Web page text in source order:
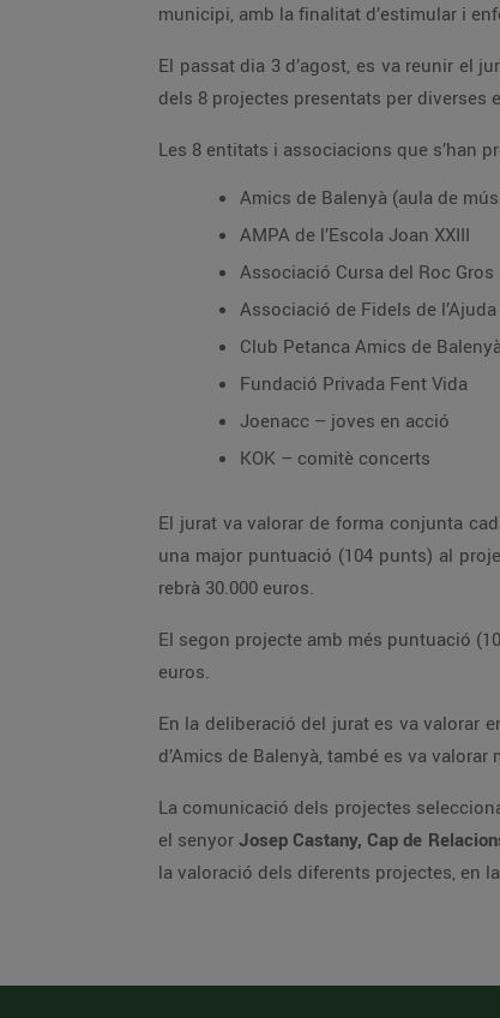
municipi, amb la finalitat d’estimular i
El passat dia 3 d’agost, es va reunir el
dels 8 projectes presentats per
Les 8 entitats i associacions que s’han
Amics de Balenyà (aula de
AMPA de l’Escola Joan XXIII
Associació Cursa del Roc Gros
Associació de Fidels de l’Ajuda
Club Petanca Amics de Balenyà
Fundació Privada Fent Vida
Joenacc – joves en acció
KOK – comitè concerts
El jurat va valorar de forma conjunta
una major puntuació (104 punts) al
rebrà 30.000 euros.
El segon projecte amb més puntuació
euros.
En la deliberació del jurat es va valorar
d’Amics de Balenyà, també es va
La comunicació dels projectes
el senyor Josep Castany, Cap de
la valoració dels diferents projectes, en